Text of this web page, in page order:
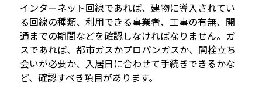
インターネット回線であれば、建物に導入されてい
る回線の種類、利用できる事業者、工事の有無、開
通までの期間などを確認しなければなりません。ガ
スであれば、都市ガスかプロパンガスか、開栓立ち
会いが必要か、入居日に合わせて手続きできるかな
ど、確認すべき項目があります。